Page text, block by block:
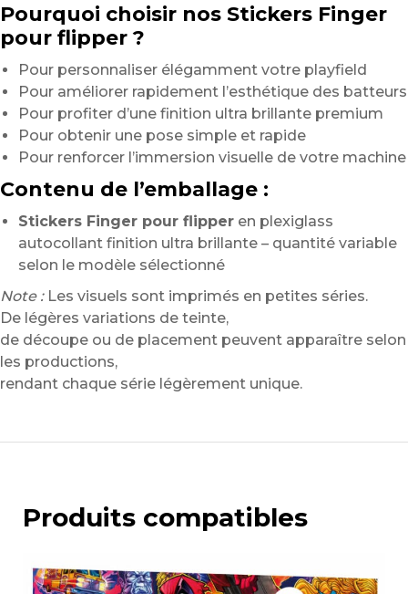
Pourquoi choisir nos Stickers Finger
pour flipper ?
Pour personnaliser élégamment votre playfield
Pour améliorer rapidement l’esthétique des batteurs
Pour profiter d’une finition ultra brillante premium
Pour obtenir une pose simple et rapide
Pour renforcer l’immersion visuelle de votre machine
Contenu de l’emballage :
Stickers Finger pour flipper en plexiglass
autocollant finition ultra brillante – quantité variable
selon le modèle sélectionné
Note :Les visuels sont imprimés en petites séries.
De légères variations de teinte,
de découpe ou de placement peuvent apparaître selon
les productions,
rendant chaque série légèrement unique.
Produits compatibles